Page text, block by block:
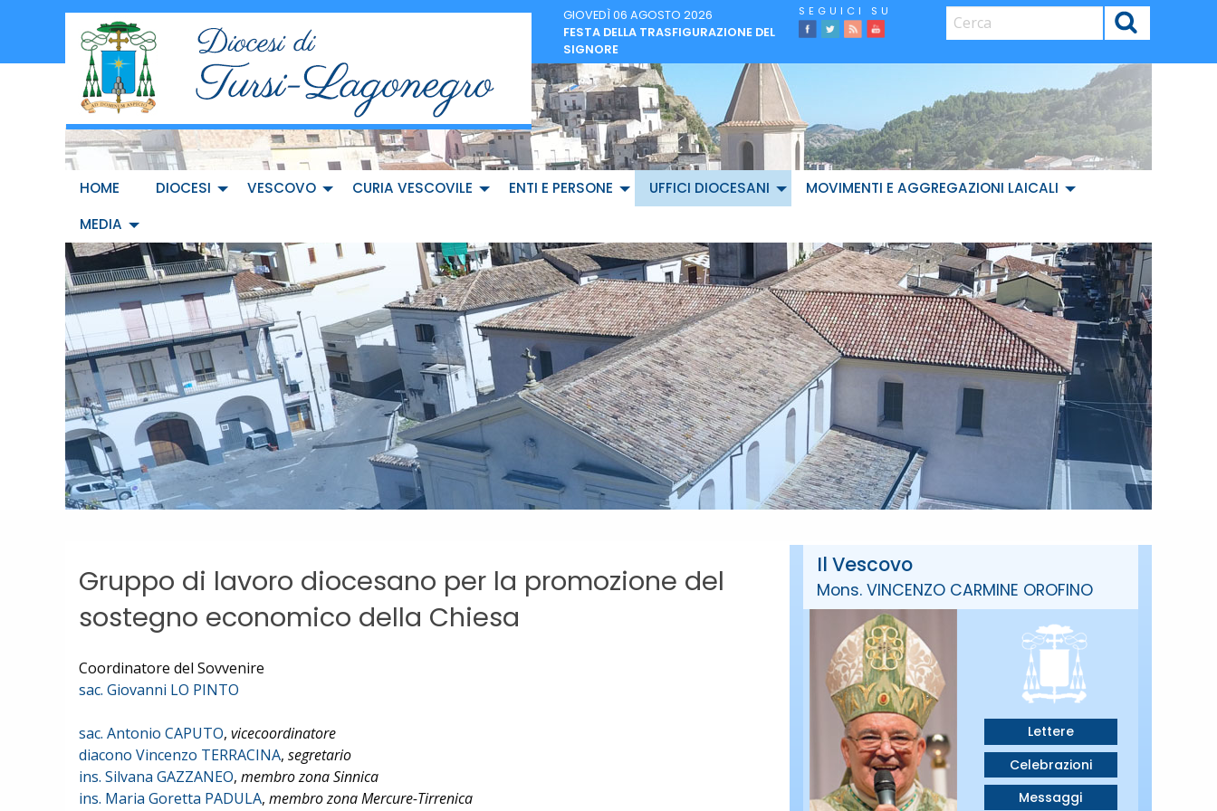
GIOVEDÌ 06 AGOSTO 2026
FESTA DELLA TRASFIGURAZIONE DEL
SIGNORE
facebook
Twitter
FeedYoutube
CERCA
HOME DIOCESI VESCOVO CURIA VESCOVILE ENTI E PERSONE UFFICI DIOCESANI
MOVIMENTI E AGGREGAZIONI LAICALI
MEDIA
Gruppo di lavoro diocesano per la promozione del
sostegno economico della Chiesa
Coordinatore del Sovvenire
sac. Giovanni LO PINTO
sac. Antonio CAPUTO, vicecoordinatore
diacono Vincenzo TERRACINA, segretario
ins. Silvana GAZZANEO, membro zona Sinnica
ins. Maria Goretta PADULA, membro zona Mercure-Tirrenica
Il Vescovo
Mons. VINCENZO CARMINE OROFINO
Lettere
Celebrazioni
Messaggi